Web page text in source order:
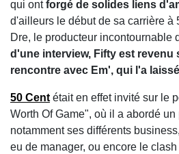
qui ontforgé de solides liens
d'ailleurs le début de sa carrière à
Dre, le producteur incontournable
d'une interview, Fifty est revenu
rencontre avec Em', qui l'a
50 Cent était en effet invité sur le
Worth Of Game", où il a abordé
notamment ses différents
eu de manager, ou encore le